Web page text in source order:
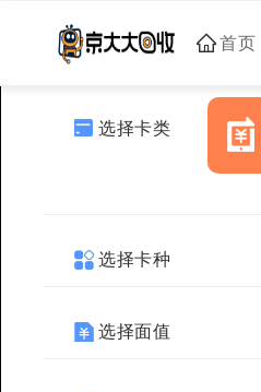
首页
选择卡类
选择卡种
选择面值